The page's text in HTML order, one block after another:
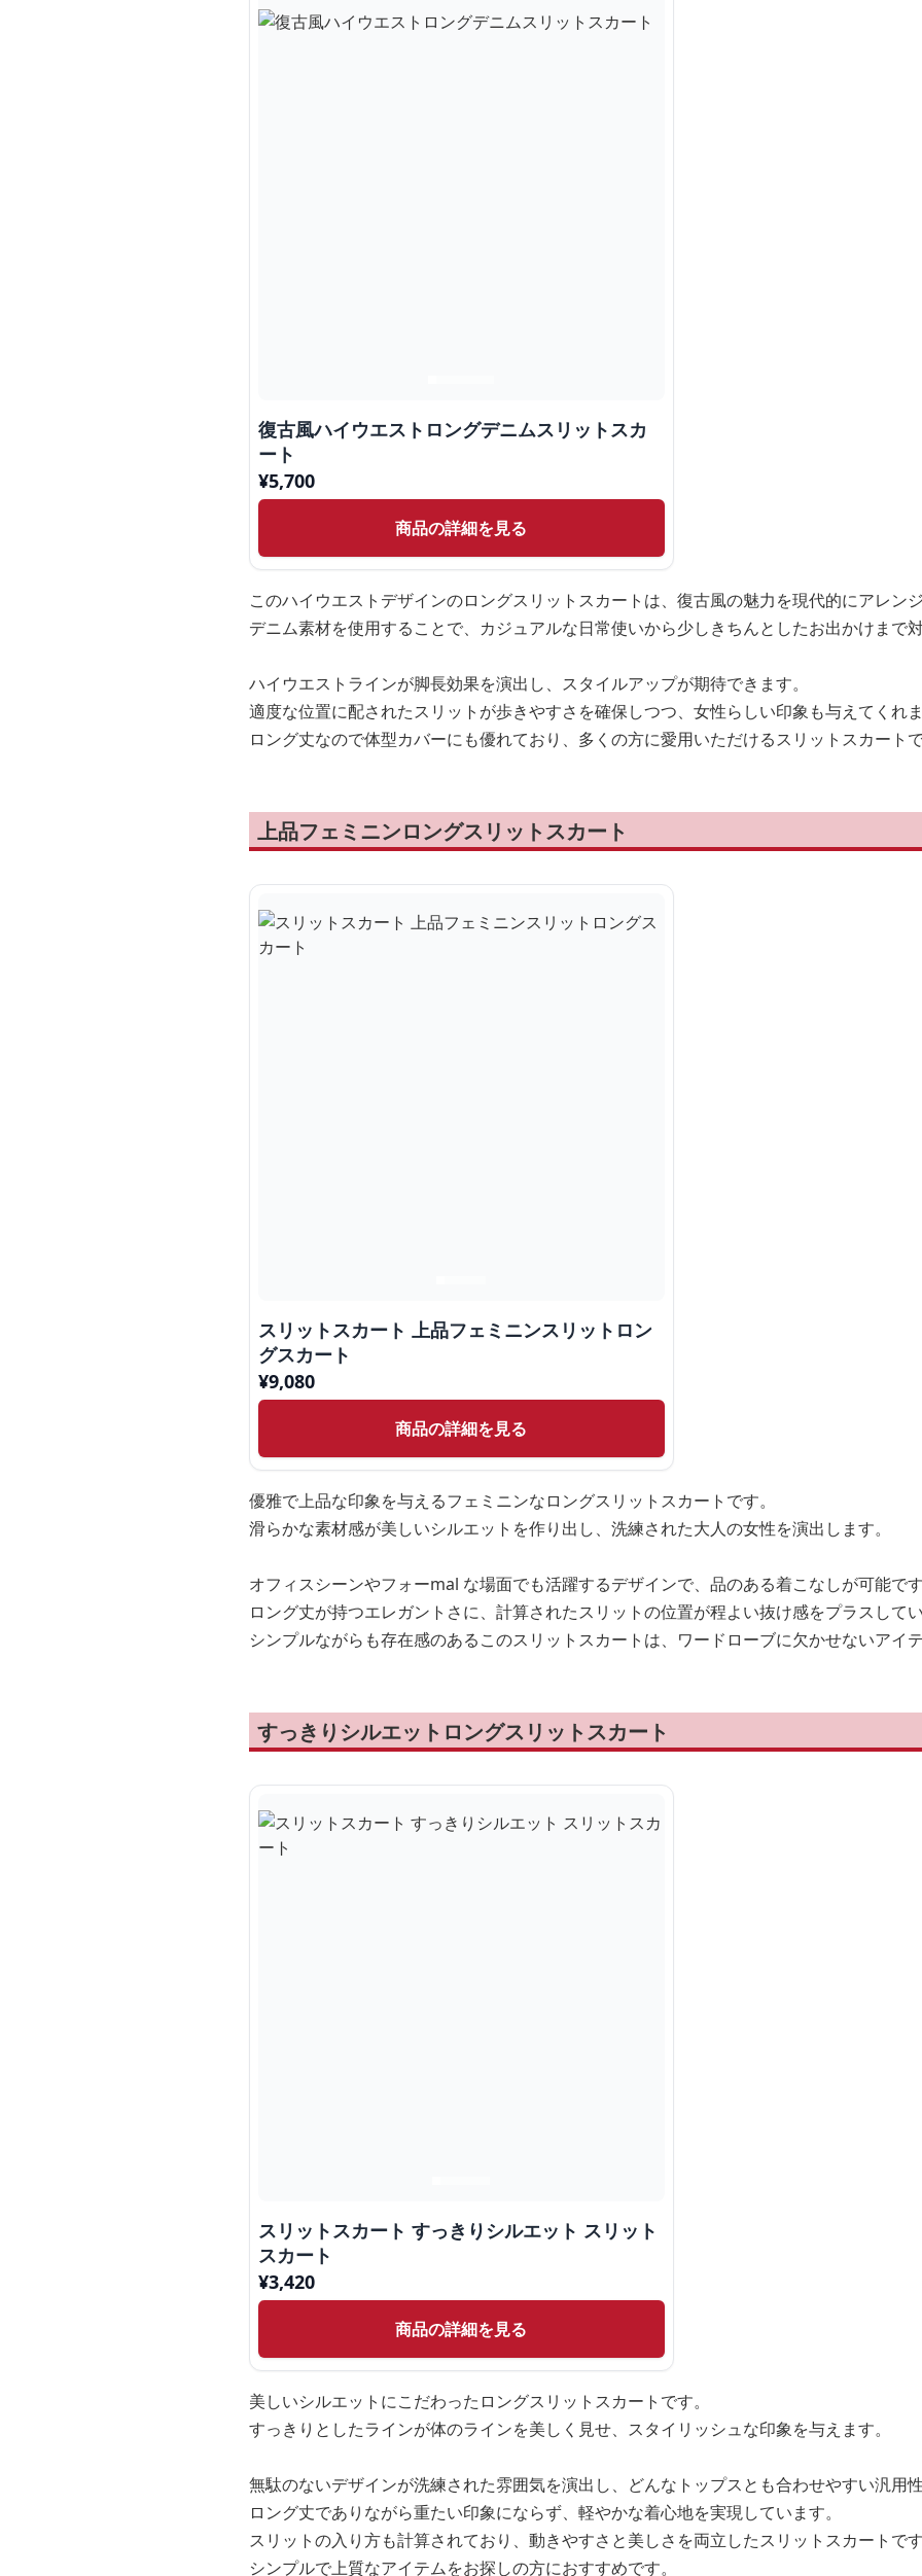
復古風ハイウエストロングデニムスリットスカ
ート
¥5,700
商品の詳細を見る
このハイウエストデザインのロングスリットスカートは、復古風の魅力を現代的にアレン
デニム素材を使用することで、カジュアルな日常使いから少しきちんとしたお出かけまで
ハイウエストラインが脚長効果を演出し、スタイルアップが期待できます。
適度な位置に配されたスリットが歩きやすさを確保しつつ、女性らしい印象も与えてくれ
ロング丈なので体型カバーにも優れており、多くの方に愛用いただけるスリットスカート
上品フェミニンロングスリットスカート
スリットスカート 上品フェミニンスリットロン
グスカート
¥9,080
商品の詳細を見る
優雅で上品な印象を与えるフェミニンなロングスリットスカートです。
滑らかな素材感が美しいシルエットを作り出し、洗練された大人の女性を演出します。
オフィスシーンやフォーmal な場面でも活躍するデザインで、品のある着こなしが可能で
ロング丈が持つエレガントさに、計算されたスリットの位置が程よい抜け感をプラスして
シンプルながらも存在感のあるこのスリットスカートは、ワードローブに欠かせないアイ
すっきりシルエットロングスリットスカート
スリットスカート すっきりシルエット スリット
スカート
¥3,420
商品の詳細を見る
美しいシルエットにこだわったロングスリットスカートです。
すっきりとしたラインが体のラインを美しく見せ、スタイリッシュな印象を与えます。
無駄のないデザインが洗練された雰囲気を演出し、どんなトップスとも合わせやすい汎用
ロング丈でありながら重たい印象にならず、軽やかな着心地を実現しています。
スリットの入り方も計算されており、動きやすさと美しさを両立したスリットスカートで
シンプルで上質なアイテムをお探しの方におすすめです。